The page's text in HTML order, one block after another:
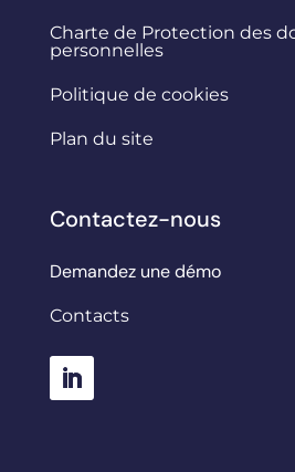
Charte de Protection des
personnelles
Politique de cookies
Plan du site
Contactez-nous
Demandez une démo
Contacts